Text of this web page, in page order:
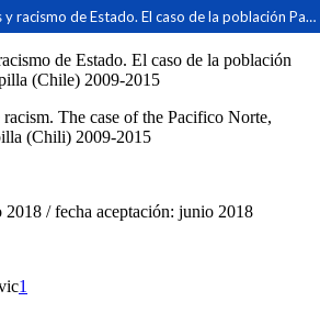
Desechos, aluviones y racismo de Estado. El caso de la población Pacífico Norte de Tocopilla (Chile) 2009-2015 / Waste, floods, and state racism. The case of the Pacifico Norte, neighborhood of Tocopilla (Chili) 2009-2015